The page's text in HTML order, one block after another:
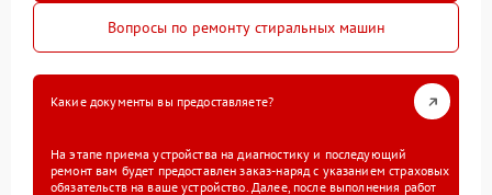
Вопросы по ремонту стиральных машин
Какие документы вы предоставляете?
На этапе приема устройства на диагностику и последующий
ремонт вам будет предоставлен заказ-наряд с указанием страховых
обязательств на ваше устройство. Далее, после выполнения работ